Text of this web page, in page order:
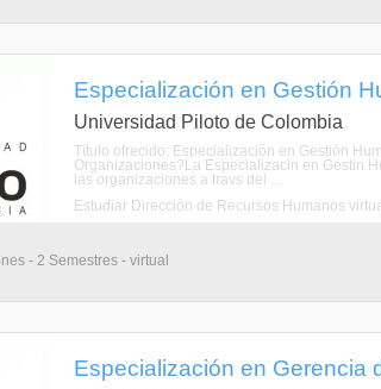
Especialización en Gestión
Universidad Piloto de Colombia
Título ofrecido: Especialización en Gestión
Organizaciones?La Especializacin en Gestin
las organizaciones a travs del ...
Estudiar Dirección de Recursos Humanos
- 2 Semestres - virtual
Especialización en Gerencia